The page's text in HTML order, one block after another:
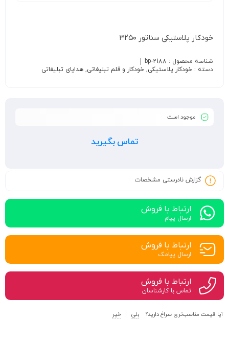
خودکار پلاستیکی سناتور ۳۲۵۰
شناسه محصول : bp-2188
دسته : خودکار پلاستیکی, خودکار و قلم تبلیغاتی, هدایای تبلیغاتی
موجود است
تماس بگیرید
گزارش نادرستی مشخصات
ارتباط با فروش
ارسال پیام
ارتباط با فروش
ارسال پیامک
ارتباط با فروش
تماس با کارشناسان
آیا قیمت مناسب‌تری سراغ دارید؟ بلی خیر